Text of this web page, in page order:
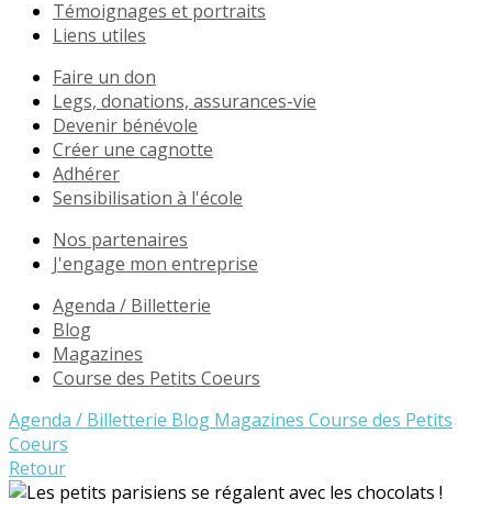
Témoignages et portraits
Liens utiles
Faire un don
Legs, donations, assurances-vie
Devenir bénévole
Créer une cagnotte
Adhérer
Sensibilisation à l'école
Nos partenaires
J'engage mon entreprise
Agenda / Billetterie
Blog
Magazines
Course des Petits Coeurs
Agenda / Billetterie Blog Magazines Course des Petits
Coeurs
Retour